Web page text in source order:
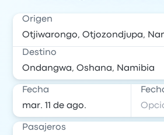
Origen
Destino
Fecha
Pasajeros